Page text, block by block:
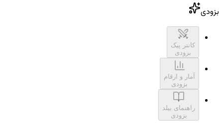
بزودی
کانتر پیک
بزودی
آمار و ارقام
بزودی
راهنمای بیلد
بزودی